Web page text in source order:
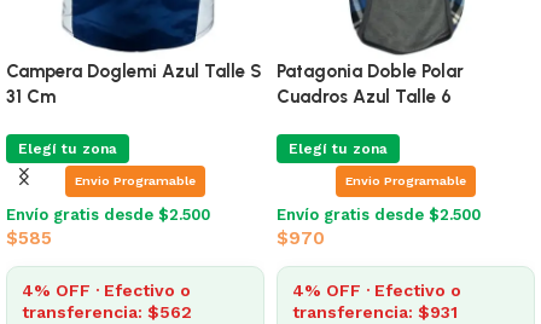
Campera Doglemi Azul Talle S
31 Cm
Elegí tu zona
Envio Programable
Envío gratis desde $2.500
$585
4% OFF · Efectivo o
transferencia: $562
Patagonia Doble Polar
Cuadros Azul Talle 6
Elegí tu zona
Envio Programable
Envío gratis desde $2.500
$970
4% OFF · Efectivo o
transferencia: $931